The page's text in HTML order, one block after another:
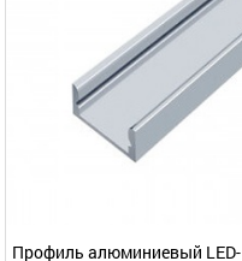
Профиль алюминиевый LED-